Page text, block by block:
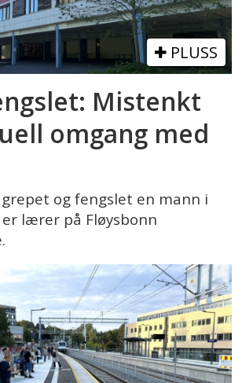
PLUSS
Mistenkt
omgang med
og fengslet en mann i
lærer på Fløysbonn